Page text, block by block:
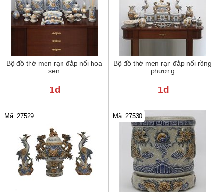
Bộ đồ thờ men rạn đắp nổi hoa
sen
1đ
Bộ đồ thờ men rạn đắp nổi rồng
phượng
1đ
Mã: 27529 Mã: 27530